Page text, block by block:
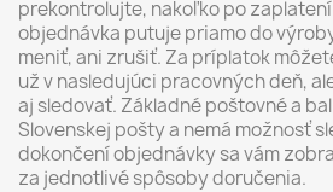
prekontrolujte, nakoľko po
objednávka putuje priamo do
meniť, ani zrušiť. Za príplatok
už v nasledujúci pracovných deň,
aj sledovať. Základné poštovné a
Slovenskej pošty a nemá možnosť
dokončení objednávky sa vám
za jednotlivé spôsoby doručenia.